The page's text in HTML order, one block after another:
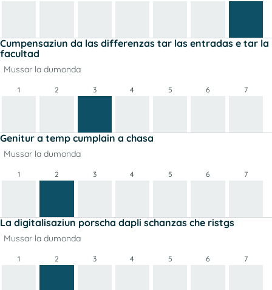
Cumpensaziun da las differenzas tar las entradas e tar la
facultad
Mussar la dumonda
1 2 3 4 5 6 7
Genitur a temp cumplain a chasa
Mussar la dumonda
1 2 3 4 5 6 7
La digitalisaziun porscha dapli schanzas che ristgs
Mussar la dumonda
1 2 3 4 5 6 7